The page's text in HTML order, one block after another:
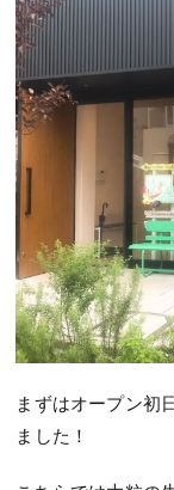
まずはオープン初
ました！